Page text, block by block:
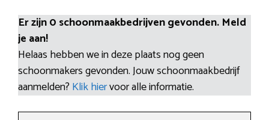
Er zijn 0 schoonmaakbedrijven gevonden. Meld
je aan!
Helaas hebben we in deze plaats nog geen
schoonmakers gevonden. Jouw schoonmaakbedrijf
aanmelden? Klik hiervoor alle informatie.